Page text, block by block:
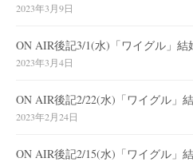
2023年3月9日
ON AIR後記3/1(水)「ワイグル」
2023年3月4日
ON AIR後記2/22(水)「ワイグル」
2023年2月24日
ON AIR後記2/15(水)「ワイグル」